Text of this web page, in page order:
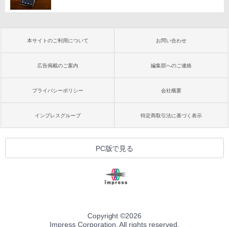
本サイトのご利用について お問い合わせ
広告掲載のご案内 編集部へのご連絡
プライバシーポリシー 会社概要
インプレスグループ 特定商取引法に基づく表示
PC版で見る
Copyright ©2026
Impress Corporation. All rights reserved.